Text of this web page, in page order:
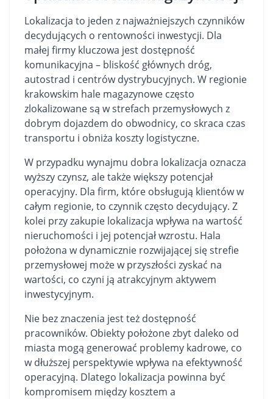
Lokalizacja to jeden z najważniejszych czynników
decydujących o rentowności inwestycji. Dla
małej firmy kluczowa jest dostępność
komunikacyjna – bliskość głównych dróg,
autostrad i centrów dystrybucyjnych. W regionie
krakowskim hale magazynowe często
zlokalizowane są w strefach przemysłowych z
dobrym dojazdem do obwodnicy, co skraca czas
transportu i obniża koszty logistyczne.
W przypadku wynajmu dobra lokalizacja oznacza
wyższy czynsz, ale także większy potencjał
operacyjny. Dla firm, które obsługują klientów w
całym regionie, to czynnik często decydujący. Z
kolei przy zakupie lokalizacja wpływa na wartość
nieruchomości i jej potencjał wzrostu. Hala
położona w dynamicznie rozwijającej się strefie
przemysłowej może w przyszłości zyskać na
wartości, co czyni ją atrakcyjnym aktywem
inwestycyjnym.
Nie bez znaczenia jest też dostępność
pracowników. Obiekty położone zbyt daleko od
miasta mogą generować problemy kadrowe, co
w dłuższej perspektywie wpływa na efektywność
operacyjną. Dlatego lokalizacja powinna być
kompromisem między kosztem a